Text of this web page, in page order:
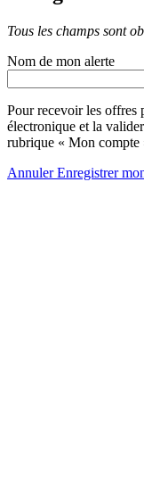
Tous les champs sont
Nom de mon alerte
Pour recevoir les offres
électronique et la
rubrique « Mon compte
AnnulerEnregistrer